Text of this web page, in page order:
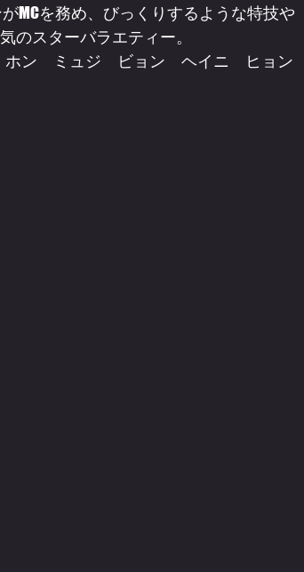
MCを務め、びっくりするような特技や
のスターバラエティー。